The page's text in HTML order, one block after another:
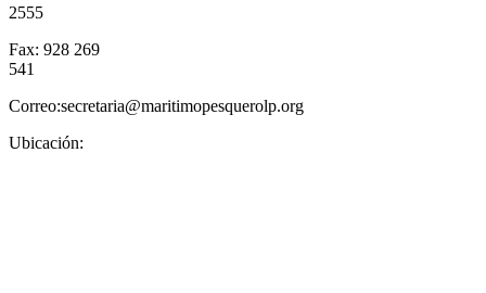
2555
Fax: 928 269
541
Correo:secretaria@maritimopesquerolp.org
Ubicación: